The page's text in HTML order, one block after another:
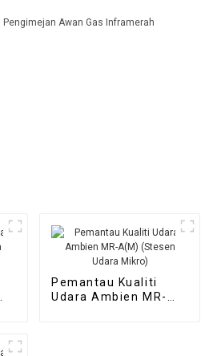
Pemantau Kualiti
Udara Ambien MR-